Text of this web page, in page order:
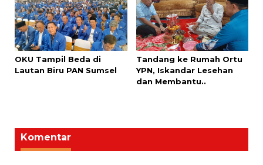
OKU Tampil Beda di
Lautan Biru PAN Sumsel
Tandang ke Rumah Ortu
YPN, Iskandar Lesehan
dan Membantu..
Komentar